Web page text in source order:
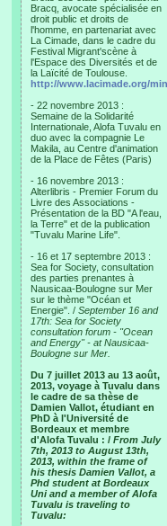
Bracq, avocate spécialisée en
droit public et droits de
l'homme, en partenariat avec
La Cimade, dans le cadre du
Festival Migrant'scène à
l'Espace des Diversités et de
la Laïcité de Toulouse.
http://www.lacimade.org/
- 22 novembre 2013 :
Semaine de la Solidarité
Internationale, Alofa Tuvalu en
duo avec la compagnie Le
Makila, au Centre d'animation
de la Place de Fêtes (Paris)
- 16 novembre 2013 :
Alterlibris - Premier Forum du
Livre des Associations -
Présentation de la BD "A l'eau,
la Terre" et de la publication
"Tuvalu Marine Life".
- 16 et 17 septembre 2013 :
Sea for Society, consultation
des parties prenantes à
Nausicaa-Boulogne sur Mer
sur le thème "Océan et
Energie". / September 16 and
17th: Sea for Society
consultation forum - "Ocean
and Energy" - at Nausicaa-
Boulogne sur Mer.
Du 7 juillet 2013 au 13 août,
2013, voyage à Tuvalu dans
le cadre de sa thèse de
Damien Vallot, étudiant en
PhD à l'Université de
Bordeaux et membre
d'Alofa Tuvalu : / From July
7th, 2013 to August 13th,
2013, within the frame of
his thesis Damien Vallot, a
Phd student at Bordeaux
Uni and a member of Alofa
Tuvalu is traveling to
Tuvalu: